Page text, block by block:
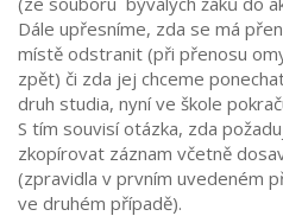
Dále upřesníme, zda se má
místě odstranit (při přenosu
zpět) či zda jej chceme
druh studia, nyní ve škole
S tím souvisí otázka, zda
zkopírovat záznam včetně
(zpravidla v prvním uvedeném
ve druhém případě).